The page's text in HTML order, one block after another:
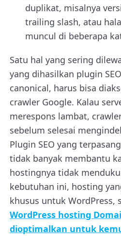
duplikat, misalnya
trailing slash, atau
muncul di beberapa
Satu hal yang sering
yang dihasilkan plugin
canonical, harus bisa
crawler Google. Kalau
merespons lambat,
sebelum selesai
Plugin SEO yang
tidak banyak membantu
hostingnya tidak
kebutuhan ini, hosting
khusus untuk WordPress,
WordPress hosting
dioptimalkan untuk